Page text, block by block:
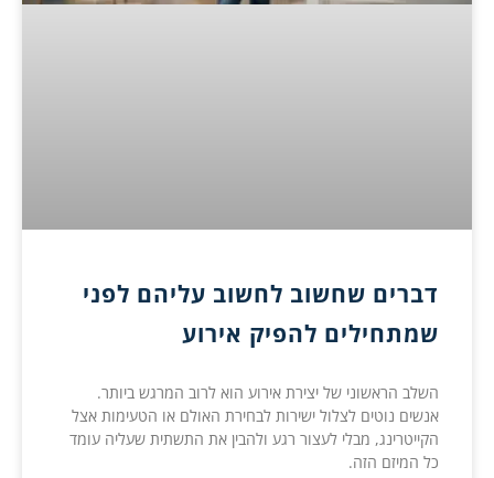
דברים שחשוב לחשוב עליהם לפני
שמתחילים להפיק אירוע
השלב הראשוני של יצירת אירוע הוא לרוב המרגש ביותר.
אנשים נוטים לצלול ישירות לבחירת האולם או הטעימות אצל
הקייטרינג, מבלי לעצור רגע ולהבין את התשתית שעליה עומד
כל המיזם הזה.